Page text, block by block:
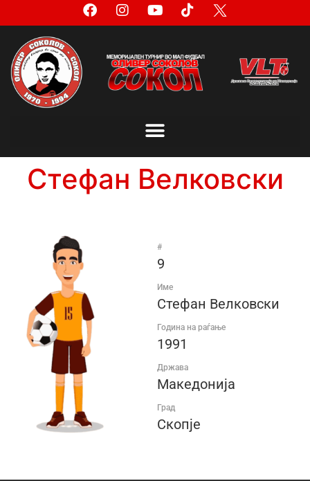
Стефан Велковски
#
9
Име
Стефан Велковски
Година на раѓање
1991
Држава
Македонија
Град
Скопје